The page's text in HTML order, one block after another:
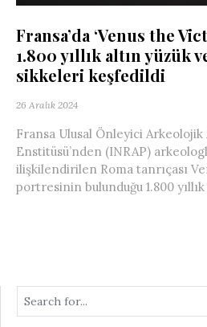
Fransa’da ‘Venus the
1.800 yıllık altın yüzük
sikkeleri keşfedildi
26 Aralık 2024
Fransa Ulusal Önleyici Arkeolojik
Enstitüsü’nden (INRAP)
ilişkilendirilen Roma tanrıçası
portresinin bulunduğu 1.800 yıllık